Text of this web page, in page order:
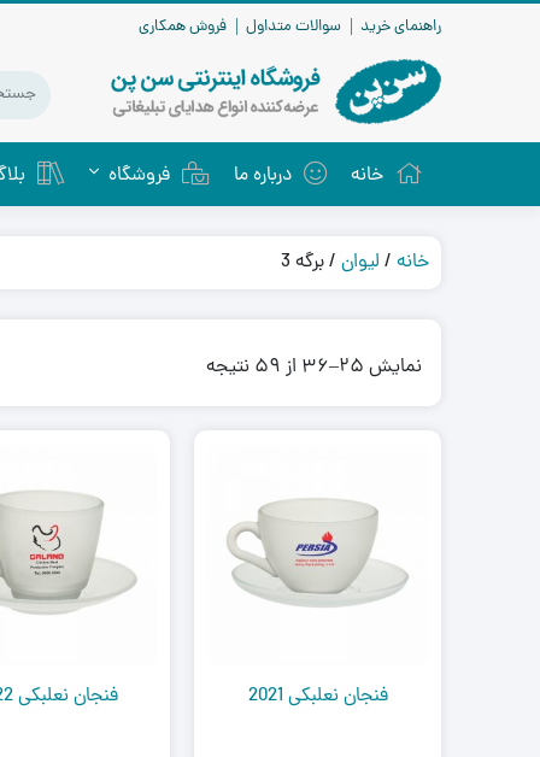
راهنمای خرید سوالات متداول فروش همکاری
خانه درباره ما فروشگاه
خانه / لیوان / برگه 3
نمایش 25–36 از 59 نتیجه
Sorted
فنجان نعلبکی 2021 فنجان نعلبکی 2022